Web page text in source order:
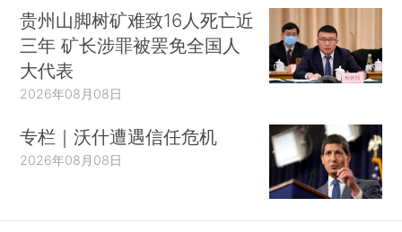
贵州山脚树矿难致16人死亡近
三年 矿长涉罪被罢免全国人
大代表
2026年08月08日
专栏｜沃什遭遇信任危机
2026年08月08日